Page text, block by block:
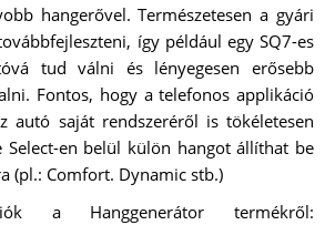
hangerővel. Természetesen a gyári
így például egy SQ7-es
tud válni és lényegesen erősebb
Fontos, hogy a telefonos applikáció
autó saját rendszeréről is tökéletesen
en belül külön hangot állíthat be
(pl.: Comfort. Dynamic stb.)
a Hanggenerátor termékről: